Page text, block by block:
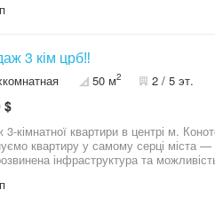
3 кім црб‼️
50 м2 2 / 5 эт.
$
3-кімнатної квартири в центрі м.
квартиру у самому серці міста —
інфраструктура та
газ, вода,